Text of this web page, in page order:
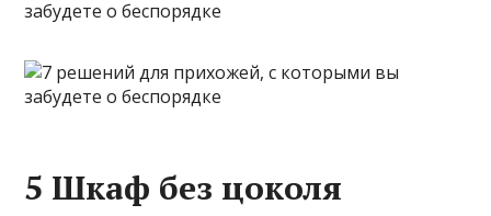
5 Шкаф без цоколя